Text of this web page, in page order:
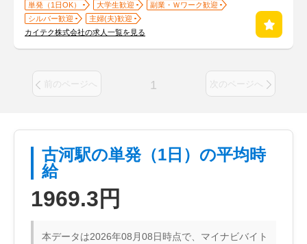
単発（1日OK） 大学生歓迎
副業・Ｗワーク歓迎
シルバー歓迎
主婦(夫)歓迎
カイテク株式会社の求人一覧を見る
前のページへ 1 次のページへ
古河駅の単発（1日）の平均時
給
1969.3円
本データは2026年08月08日時点で、マイナビバイト